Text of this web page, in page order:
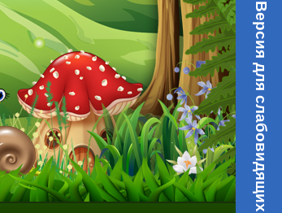
Версия для слабовидящих